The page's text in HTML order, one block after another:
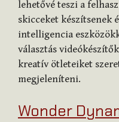
lehetővé teszi a
skicceket készítsenek
intelligencia
választás
kreatív ötleteiket
megjeleníteni.
Wonder